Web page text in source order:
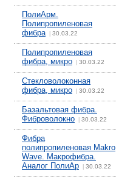
ПолиАрм.
Полипропиленовая
фибра| 30.03.22
Полипропиленовая
фибра, микро
30.03.22
Стекловолоконная
фибра, микро
30.03.22
Базальтовая фибра.
Фиброволокно
30.03.22
Фибра
полипропиленовая Makro
Wave. Макрофибра.
Аналог ПолиАр
30.03.22